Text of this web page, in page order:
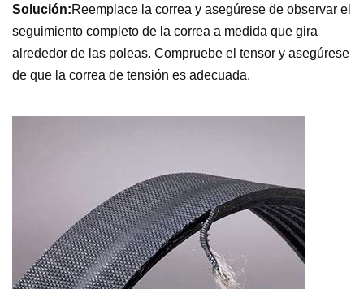
Solución:Reemplace la correa y asegúrese de observar el
seguimiento completo de la correa a medida que gira
alrededor de las poleas. Compruebe el tensor y asegúrese
de que la correa de tensión es adecuada.